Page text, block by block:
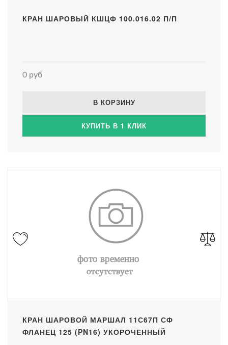
КРАН ШАРОВЫЙ КШЦФ 100.016.02 П/П
0 руб
В КОРЗИНУ
КУПИТЬ В 1 КЛИК
КРАН ШАРОВОЙ МАРШАЛ 11С67П СФ
ФЛАНЕЦ 125 (PN16) УКОРОЧЕННЫЙ